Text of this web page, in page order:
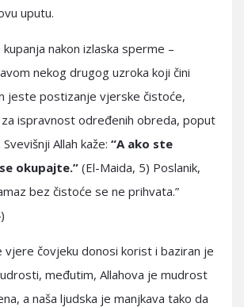
uputu.
nakon izlaska sperme –
nekog drugog uzroka koji čini
jeste postizanje vjerske čistoće,
ispravnost određenih obreda, poput
Allah kaže: “A ako ste
okupajte.” (El-Maida, 5) Poslanik,
vjere čovjeku donosi korist i baziran je
međutim, Allahova je mudrost
a naša ljudska je manjkava tako da